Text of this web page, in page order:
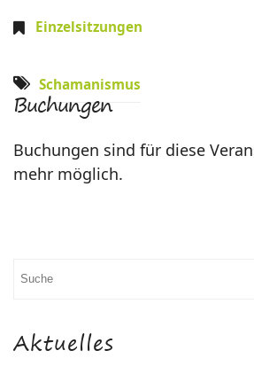
Einzelsitzungen
Schamanismus
Buchungen
Buchungen sind für diese
mehr möglich.
Suchen
Aktuelles